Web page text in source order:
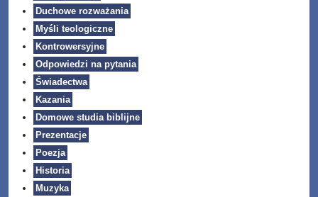
Duchowe rozważania
Myśli teologiczne
Kontrowersyjne
Odpowiedzi na pytania
Świadectwa
Kazania
Domowe studia biblijne
Prezentacje
Poezja
Historia
Muzyka